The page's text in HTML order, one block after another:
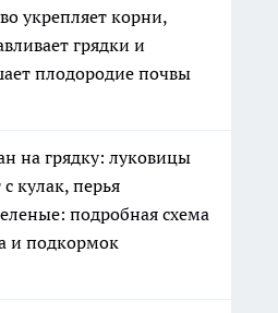
укрепляет корни,
грядки и
плодородие почвы
на грядку: луковицы
с кулак, перья
подробная схема
и подкормок